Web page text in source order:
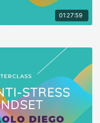
dello stato ormonale,
mantenimento del tono
Come e Quando si
01:27:59